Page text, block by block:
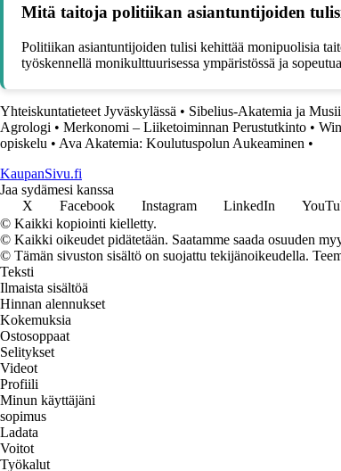
Mitä taitoja politiikan asiantuntijoiden
Politiikan asiantuntijoiden tulisi kehittää monipuolisia
työskennellä monikulttuurisessa ympäristössä ja
Yhteiskuntatieteet Jyväskylässä • Sibelius-Akatemia ja
Agrologi • Merkonomi – Liiketoiminnan Perustutkinto •
opiskelu • Ava Akatemia: Koulutuspolun Aukeaminen •
KaupanSivu.fi
Jaa sydämesi kanssa
X
Facebook Instagram LinkedIn
© Kaikki kopiointi kielletty.
© Kaikki oikeudet pidätetään. Saatamme saada osuuden
© Tämän sivuston sisältö on suojattu tekijänoikeudella.
Teksti
Ilmaista sisältöä
Hinnan alennukset
Kokemuksia
Ostosoppaat
Selitykset
Videot
Profiili
Minun käyttäjäni
sopimus
Ladata
Voitot
Työkalut